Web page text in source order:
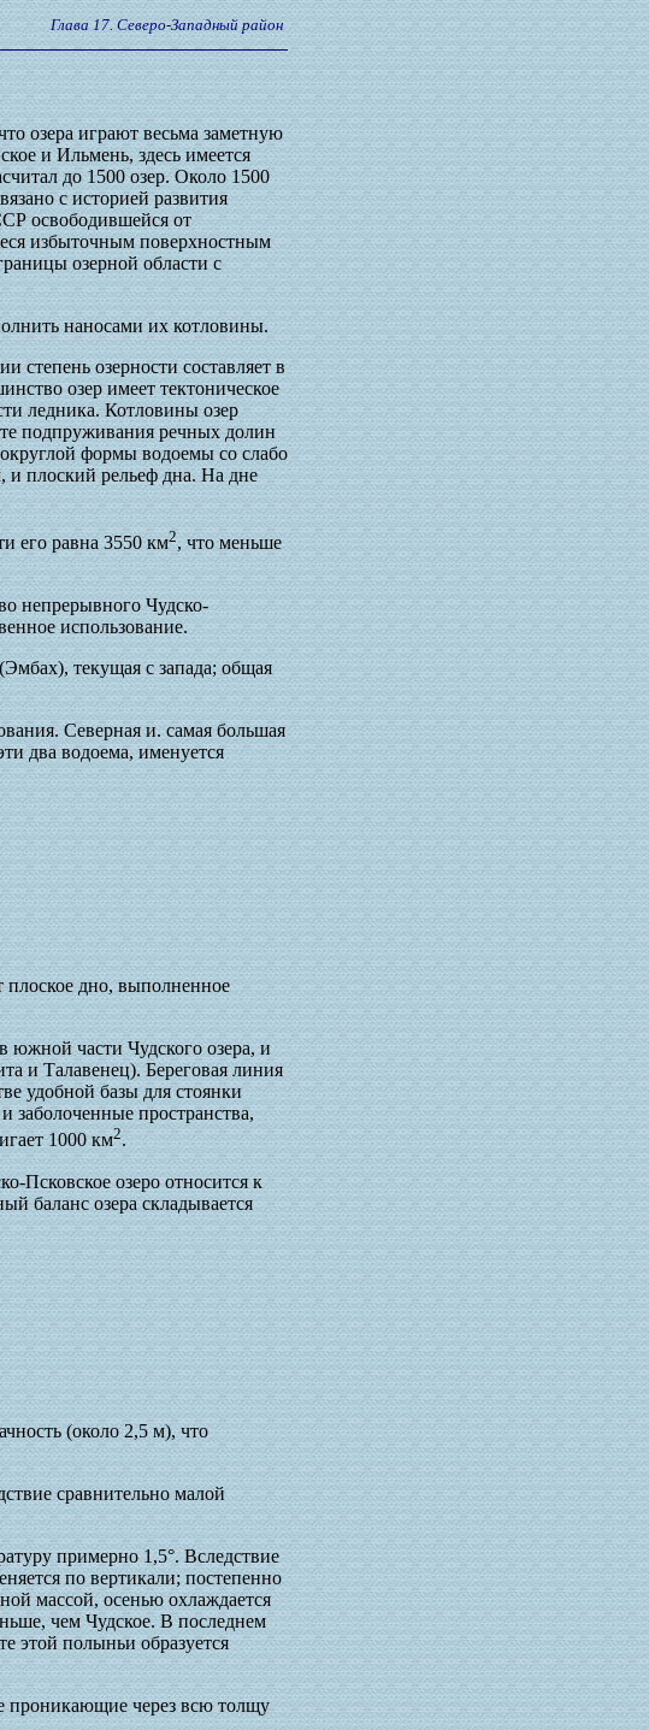
Глава 17. Северо-Западный район
озера играют весьма заметную
и Ильмень, здесь имеется
до 1500 озер. Около 1500
с историей развития
освободившейся от
избыточным поверхностным
озерной области с
наносами их котловины.
степень озерности составляет в
озер имеет тектоническое
ледника. Котловины озер
подпруживания речных долин
формы водоемы со слабо
и плоский рельеф дна. На дне
его равна 3550 км2, что меньше
непрерывного Чудско-
использование.
текущая с запада; общая
Северная и. самая большая
два водоема, именуется
плоское дно, выполненное
южной части Чудского озера, и
и Талавенец). Береговая линия
удобной базы для стоянки
пространства,
1000 км2.
Псковское озеро относится к
баланс озера складывается
(около 2,5 м), что
сравнительно малой
примерно 1,5°. Вследствие
по вертикали; постепенно
массой, осенью охлаждается
чем Чудское. В последнем
этой полыньи образуется
проникающие через всю толщу